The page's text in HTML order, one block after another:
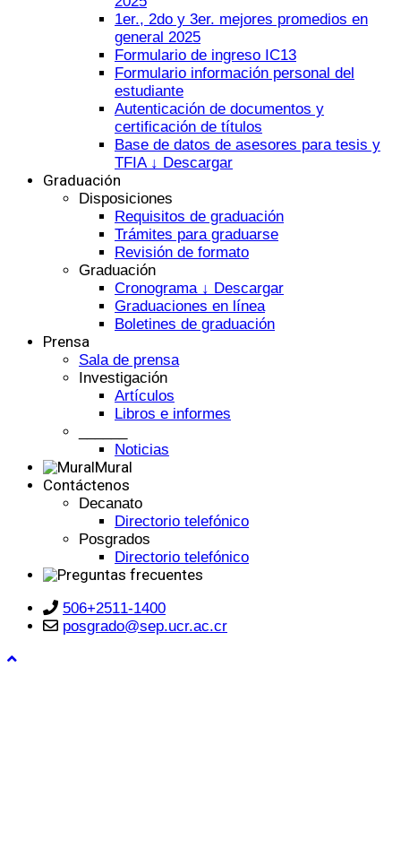
1er., 2do y 3er. mejores promedios en
general 2025
Formulario de ingreso IC13
Formulario información personal del
estudiante
Autenticación de documentos y
certificación de títulos
Base de datos de asesores para tesis y
TFIA ↓ Descargar
Graduación
Disposiciones
Requisitos de graduación
Trámites para graduarse
Revisión de formato
Graduación
Cronograma ↓ Descargar
Graduaciones en línea
Boletines de graduación
Prensa
Sala de prensa
Investigación
Artículos
Libros e informes
Noticias
Mural
Contáctenos
Decanato
Directorio telefónico
Posgrados
Directorio telefónico
506+2511-1400
posgrado@sep.ucr.ac.cr